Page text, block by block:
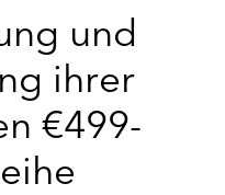
und
ihrer
€499-